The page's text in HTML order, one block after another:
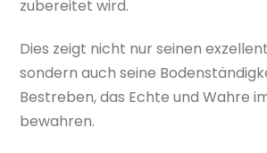
zubereitet wird.
Dies zeigt nicht nur seinen
sondern auch seine
Bestreben, das Echte und Wahre
bewahren.